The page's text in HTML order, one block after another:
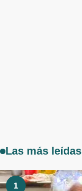
Las más leídas
1